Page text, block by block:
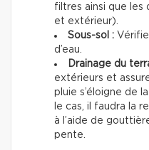
filtres ainsi que les
et extérieur).
Sous-sol :
d’eau.
Drainage du
extérieurs et
pluie s’éloigne de
le cas, il faudra la
à l’aide de
pente.